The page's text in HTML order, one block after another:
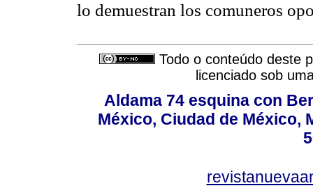
lo demuestran los comuneros
Todo o conteúdo deste
licenciado sob
Aldama 74 esquina con
México, Ciudad de México,